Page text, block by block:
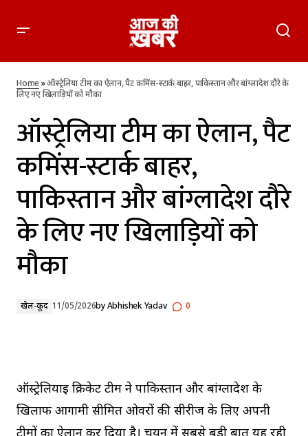
बांग्लादेश दौरे के लिए नए खिलाड़ियों को मौका
Home»ऑस्ट्रेलिया टीम का ऐलान, पैट कमिंस-स्टार्क बाहर, पाकिस्तान और बांग्लादेश दौरे के
लिए नए खिलाड़ियों को मौका
ऑस्ट्रेलिया टीम का ऐलान, पैट
कमिंस-स्टार्क बाहर,
पाकिस्तान और बांग्लादेश दौरे
के लिए नए खिलाड़ियों को
मौका
खेल-कूद 11/05/2026byAbhishek Yadav 0
ऑस्ट्रेलियाई क्रिकेट टीम ने पाकिस्तान और बांग्लादेश के
खिलाफ आगामी सीमित ओवरों की सीरीज के लिए अपनी